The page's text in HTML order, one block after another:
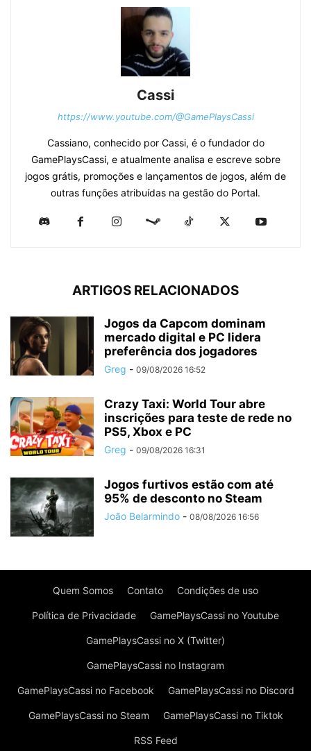
Cassi
https://www.youtube.com/@GamePlaysCassi
Cassiano, conhecido por Cassi, é o fundador do
GamePlaysCassi, e atualmente analisa e escreve sobre
jogos grátis, promoções e lançamentos de jogos, além de
outras funções atribuídas na gestão do Portal.
ARTIGOS RELACIONADOS
Jogos da Capcom dominam
mercado digital e PC lidera
preferência dos jogadores
Greg - 09/08/2026 16:52
Crazy Taxi: World Tour abre
inscrições para teste de rede no
PS5, Xbox e PC
Greg - 09/08/2026 16:31
Jogos furtivos estão com até
95% de desconto no Steam
João Belarmindo - 08/08/2026 16:56
Quem Somos Contato Condições de uso
Política de Privacidade GamePlaysCassi no Youtube
GamePlaysCassi no X (Twitter)
GamePlaysCassi no Instagram
GamePlaysCassi no Facebook GamePlaysCassi no Discord
GamePlaysCassi no Steam GamePlaysCassi no Tiktok
RSS Feed